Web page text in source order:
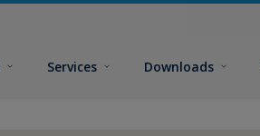
Services Downloads